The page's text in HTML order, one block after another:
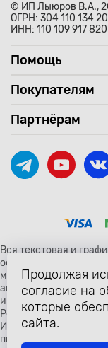
© ИП Лыюров В.А.,
ОГРН: 304 110 134
ИНН: 110 109 917 820
Помощь
Покупателям
Партнёрам
Вся текстовая и
оформление
международными
авторских прав и
и 1260 главы 70
Российской
Использование
письменного
Продолжая
согласие на
которые
сайта.